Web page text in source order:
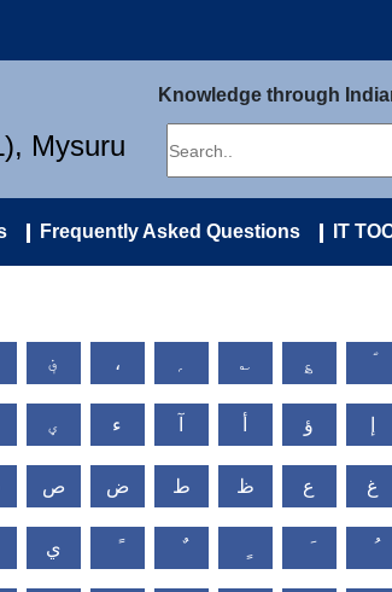
Mysuru
Knowledge through
Frequently Asked Questions IT
؋ ، ؎ ؏
ؠ ء ؤ
ص ض ط ظ ع غ
ي